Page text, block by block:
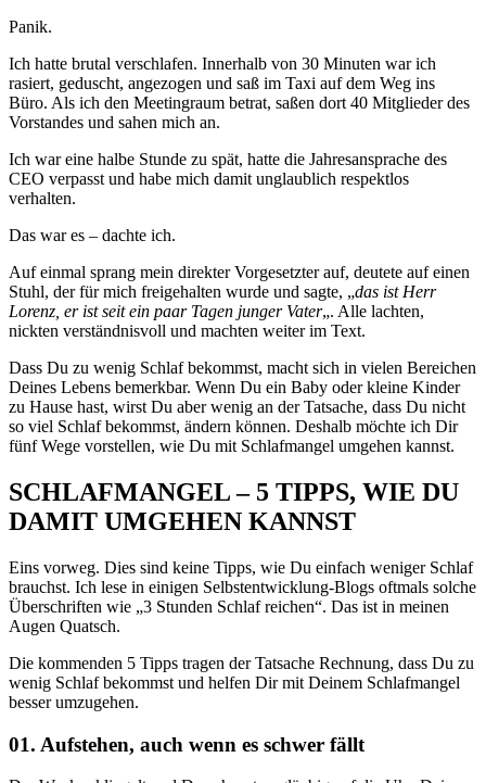
Panik.
Ich hatte brutal verschlafen. Innerhalb von 30 Minuten war ich
rasiert, geduscht, angezogen und saß im Taxi auf dem Weg ins
Büro. Als ich den Meetingraum betrat, saßen dort 40 Mitglieder des
Vorstandes und sahen mich an.
Ich war eine halbe Stunde zu spät, hatte die Jahresansprache des
CEO verpasst und habe mich damit unglaublich respektlos
verhalten.
Das war es – dachte ich.
Auf einmal sprang mein direkter Vorgesetzter auf, deutete auf einen
Stuhl, der für mich freigehalten wurde und sagte, „das ist Herr
Lorenz, er ist seit ein paar Tagen junger Vater„. Alle lachten,
nickten verständnisvoll und machten weiter im Text.
Dass Du zu wenig Schlaf bekommst, macht sich in vielen Bereichen
Deines Lebens bemerkbar. Wenn Du ein Baby oder kleine Kinder
zu Hause hast, wirst Du aber wenig an der Tatsache, dass Du nicht
so viel Schlaf bekommst, ändern können. Deshalb möchte ich Dir
fünf Wege vorstellen, wie Du mit Schlafmangel umgehen kannst.
SCHLAFMANGEL – 5 TIPPS, WIE DU
DAMIT UMGEHEN KANNST
Eins vorweg. Dies sind keine Tipps, wie Du einfach weniger Schlaf
brauchst. Ich lese in einigen Selbstentwicklung-Blogs oftmals solche
Überschriften wie „3 Stunden Schlaf reichen“. Das ist in meinen
Augen Quatsch.
Die kommenden 5 Tipps tragen der Tatsache Rechnung, dass Du zu
wenig Schlaf bekommst und helfen Dir mit Deinem Schlafmangel
besser umzugehen.
01. Aufstehen, auch wenn es schwer fällt